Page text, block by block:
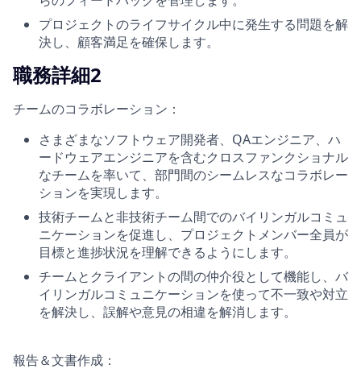
プロジェクトのライフサイクル中に発生する問題を解
決し、顧客満足を確保します。
職務詳細2
チームのコラボレーション：
さまざまなソフトウェア開発者、QAエンジニア、ハ
ードウェアエンジニアを含むクロスファンクショナル
なチームを率いて、部門間のシームレスなコラボレー
ションを実現します。
技術チームと非技術チーム間でのバイリンガルコミュ
ニケーションを促進し、プロジェクトメンバー全員が
目標と進捗状況を理解できるようにします。
チームとクライアントの間の仲介役として機能し、バ
イリンガルコミュニケーションを使って不一致や対立
を解決し、誤解や意見の相違を解消します。
報告＆文書作成：